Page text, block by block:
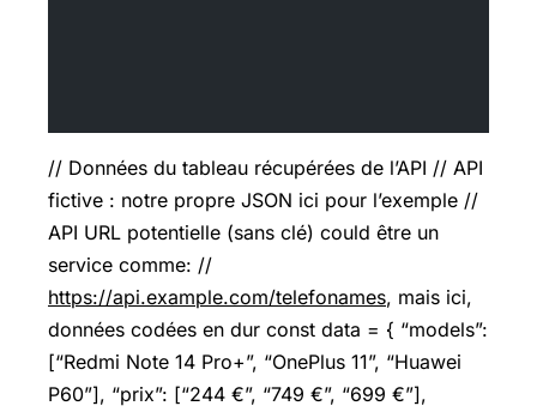
// Données du tableau récupérées de l’API // API
fictive : notre propre JSON ici pour l’exemple //
API URL potentielle (sans clé) could être un
service comme: //
https://api.example.com/telefonames, mais ici,
données codées en dur const data = { “models”:
[“Redmi Note 14 Pro+”, “OnePlus 11”, “Huawei
P60”], “prix”: [“244 €”, “749 €”, “699 €”],